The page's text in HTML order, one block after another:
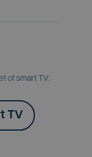
of smart TV.
TV